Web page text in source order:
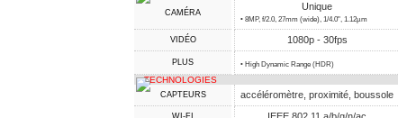
CAMÉRA
Unique
• 8MP, f/2.0, 27mm (wide), 1/4.0", 1.12µm
VIDÉO 1080p - 30fps
PLUS • High Dynamic Range (HDR)
TECHNOLOGIES
CAPTEURS accéléromètre, proximité, boussole
WI-FI